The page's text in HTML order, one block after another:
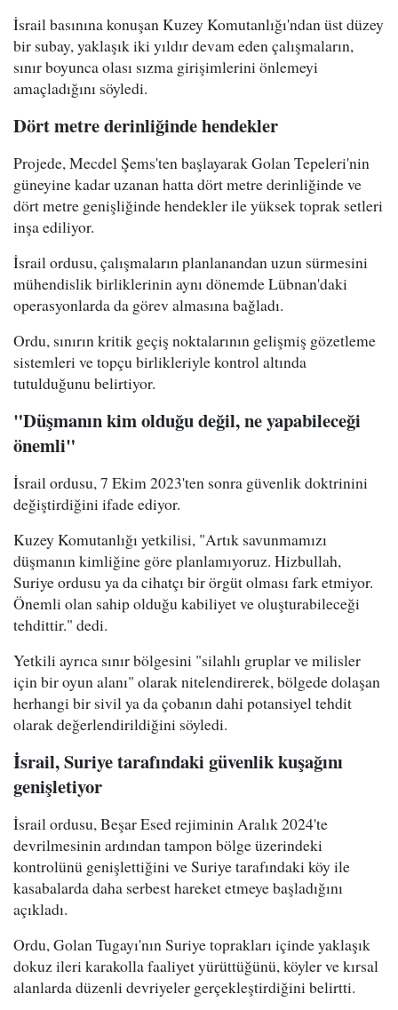
İsrail basınına konuşan Kuzey Komutanlığı'ndan üst düzey
bir subay, yaklaşık iki yıldır devam eden çalışmaların,
sınır boyunca olası sızma girişimlerini önlemeyi
amaçladığını söyledi.
Dört metre derinliğinde hendekler
Projede, Mecdel Şems'ten başlayarak Golan Tepeleri'nin
güneyine kadar uzanan hatta dört metre derinliğinde ve
dört metre genişliğinde hendekler ile yüksek toprak setleri
inşa ediliyor.
İsrail ordusu, çalışmaların planlanandan uzun sürmesini
mühendislik birliklerinin aynı dönemde Lübnan'daki
operasyonlarda da görev almasına bağladı.
Ordu, sınırın kritik geçiş noktalarının gelişmiş gözetleme
sistemleri ve topçu birlikleriyle kontrol altında
tutulduğunu belirtiyor.
"Düşmanın kim olduğu değil, ne yapabileceği
önemli"
İsrail ordusu, 7 Ekim 2023'ten sonra güvenlik doktrinini
değiştirdiğini ifade ediyor.
Kuzey Komutanlığı yetkilisi, "Artık savunmamızı
düşmanın kimliğine göre planlamıyoruz. Hizbullah,
Suriye ordusu ya da cihatçı bir örgüt olması fark etmiyor.
Önemli olan sahip olduğu kabiliyet ve oluşturabileceği
tehdittir." dedi.
Yetkili ayrıca sınır bölgesini "silahlı gruplar ve milisler
için bir oyun alanı" olarak nitelendirerek, bölgede dolaşan
herhangi bir sivil ya da çobanın dahi potansiyel tehdit
olarak değerlendirildiğini söyledi.
İsrail, Suriye tarafındaki güvenlik kuşağını
genişletiyor
İsrail ordusu, Beşar Esed rejiminin Aralık 2024'te
devrilmesinin ardından tampon bölge üzerindeki
kontrolünü genişlettiğini ve Suriye tarafındaki köy ile
kasabalarda daha serbest hareket etmeye başladığını
açıkladı.
Ordu, Golan Tugayı'nın Suriye toprakları içinde yaklaşık
dokuz ileri karakolla faaliyet yürüttüğünü, köyler ve kırsal
alanlarda düzenli devriyeler gerçekleştirdiğini belirtti.